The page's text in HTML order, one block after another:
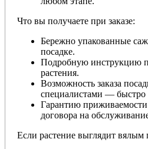
Что вы получаете при заказе:
Бережно упакованные
посадке.
Подробную инструкцию
растения.
Возможность заказа
специалистами — быстро
Гарантию
договора на
Если растение выглядит вялым